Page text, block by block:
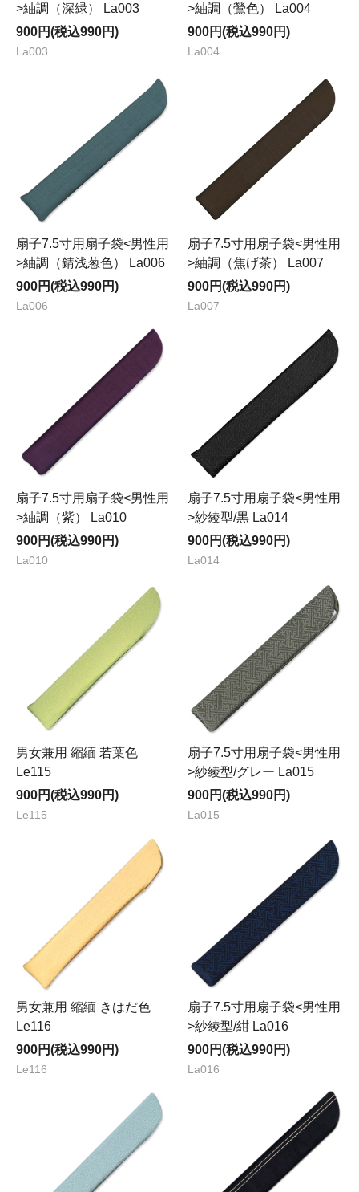
>紬調（深緑） La003
900円(税込990円)
La003
>紬調（鶯色） La004
900円(税込990円)
La004
扇子7.5寸用扇子袋<男性用
>紬調（錆浅葱色） La006
900円(税込990円)
La006
扇子7.5寸用扇子袋<男性用
>紬調（焦げ茶） La007
900円(税込990円)
La007
扇子7.5寸用扇子袋<男性用
>紬調（紫） La010
900円(税込990円)
La010
扇子7.5寸用扇子袋<男性用
>紗綾型/黒 La014
900円(税込990円)
La014
男女兼用 縮緬 若葉色
Le115
900円(税込990円)
Le115
扇子7.5寸用扇子袋<男性用
>紗綾型/グレー La015
900円(税込990円)
La015
男女兼用 縮緬 きはだ色
Le116
900円(税込990円)
Le116
扇子7.5寸用扇子袋<男性用
>紗綾型/紺 La016
900円(税込990円)
La016